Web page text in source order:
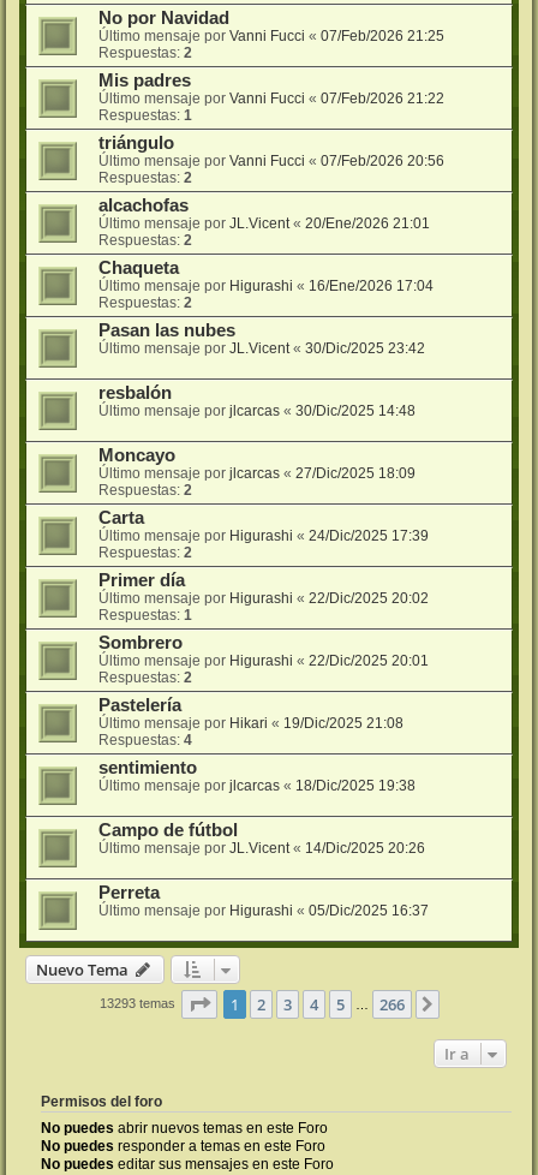
No por Navidad
Último mensaje por Vanni Fucci « 07/Feb/2026 21:25
Respuestas: 2
Mis padres
Último mensaje por Vanni Fucci « 07/Feb/2026 21:22
Respuestas: 1
triángulo
Último mensaje por Vanni Fucci « 07/Feb/2026 20:56
Respuestas: 2
alcachofas
Último mensaje por JL.Vicent« 20/Ene/2026 21:01
Respuestas: 2
Chaqueta
Último mensaje por Higurashi « 16/Ene/2026 17:04
Respuestas: 2
Pasan las nubes
Último mensaje por JL.Vicent« 30/Dic/2025 23:42
resbalón
Último mensaje por jlcarcas « 30/Dic/2025 14:48
Moncayo
Último mensaje por jlcarcas « 27/Dic/2025 18:09
Respuestas: 2
Carta
Último mensaje por Higurashi « 24/Dic/2025 17:39
Respuestas: 2
Primer día
Último mensaje por Higurashi « 22/Dic/2025 20:02
Respuestas: 1
Sombrero
Último mensaje por Higurashi « 22/Dic/2025 20:01
Respuestas: 2
Pastelería
Último mensaje por Hikari « 19/Dic/2025 21:08
Respuestas: 4
sentimiento
Último mensaje por jlcarcas « 18/Dic/2025 19:38
Campo de fútbol
Último mensaje por JL.Vicent« 14/Dic/2025 20:26
Perreta
Último mensaje por Higurashi « 05/Dic/2025 16:37
Nuevo Tema
13293 temas Página de 266
1 2 3 4 5 266
Ir a
Permisos del foro
No puedes abrir nuevos temas en este Foro
No puedes responder a temas en este Foro
No puedes editar sus mensajes en este Foro